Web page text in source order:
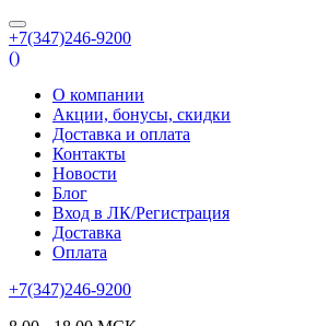
+7(347)246-9200
()
О компании
Акции, бонусы, скидки
Доставка и оплата
Контакты
Новости
Блог
Вход в ЛК/Регистрация
Доставка
Оплата
+7(347)246-9200